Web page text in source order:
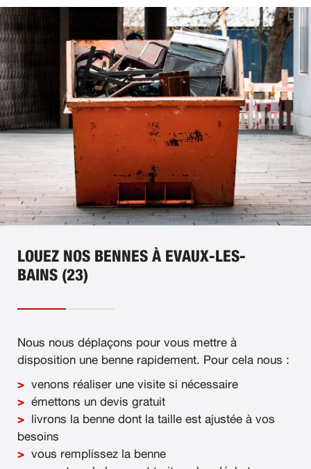
LOUEZ NOS BENNES À EVAUX-LES-
BAINS (23)
Nous nous déplaçons pour vous mettre à
disposition une benne rapidement. Pour cela nous :
venons réaliser une visite si nécessaire
émettons un devis gratuit
livrons la benne dont la taille est ajustée à vos
besoins
vous remplissez la benne